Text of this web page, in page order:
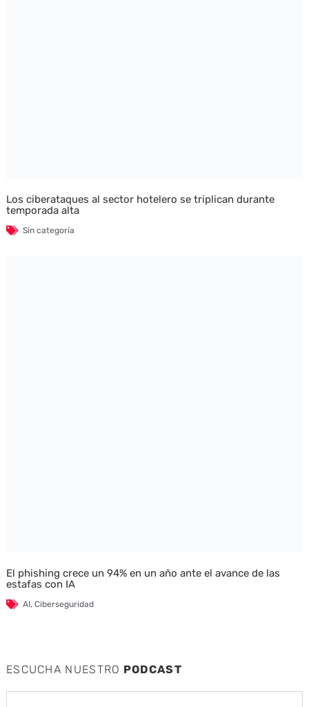
Los ciberataques al sector hotelero se triplican durante
temporada alta
Sin categoría
El phishing crece un 94% en un año ante el avance de las
estafas con IA
AI, Ciberseguridad
ESCUCHA NUESTRO PODCAST